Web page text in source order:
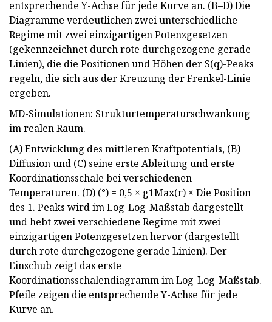
entsprechende Y-Achse für jede Kurve an. (B–D) Die
Diagramme verdeutlichen zwei unterschiedliche
Regime mit zwei einzigartigen Potenzgesetzen
(gekennzeichnet durch rote durchgezogene gerade
Linien), die die Positionen und Höhen der S(q)-Peaks
regeln, die sich aus der Kreuzung der Frenkel-Linie
ergeben.
MD-Simulationen: Strukturtemperaturschwankung
im realen Raum.
(A) Entwicklung des mittleren Kraftpotentials, (B)
Diffusion und (C) seine erste Ableitung und erste
Koordinationsschale bei verschiedenen
Temperaturen. (D) (°) = 0,5 × g1Max(r) × Die Position
des 1. Peaks wird im Log-Log-Maßstab dargestellt
und hebt zwei verschiedene Regime mit zwei
einzigartigen Potenzgesetzen hervor (dargestellt
durch rote durchgezogene gerade Linien). Der
Einschub zeigt das erste
Koordinationsschalendiagramm im Log-Log-Maßstab.
Pfeile zeigen die entsprechende Y-Achse für jede
Kurve an.